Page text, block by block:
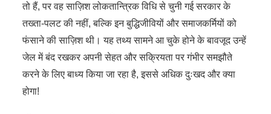
तो हैं, पर वह साज़िश लोकतान्त्रिक विधि से चुनी गई सरकार के
तख्ता-पलट की नहीं, बल्कि इन बुद्धिजीवियों और समाजकर्मियों को
फंसाने की साज़िश थी। यह तथ्य सामने आ चुके होने के बावजूद उन्हें
जेल में बंद रखकर अपनी सेहत और सक्रियता पर गंभीर समझौते
करने के लिए बाध्य किया जा रहा है, इससे अधिक दुःखद और क्या
होगा!